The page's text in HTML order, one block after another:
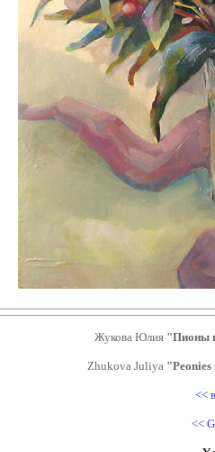
Жукова Юлия "Пионы
Zhukova Juliya
<<
<<